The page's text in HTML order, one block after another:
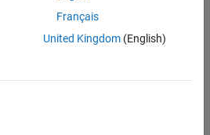
Français
United Kingdom(English)